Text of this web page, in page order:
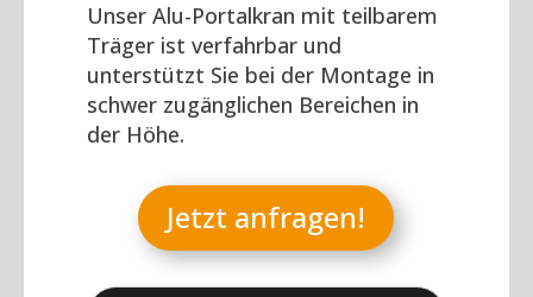
Unser Alu-Portalkran mit teilbarem
Träger ist verfahrbar und
unterstützt Sie bei der Montage in
schwer zugänglichen Bereichen in
der Höhe.
Jetzt anfragen!